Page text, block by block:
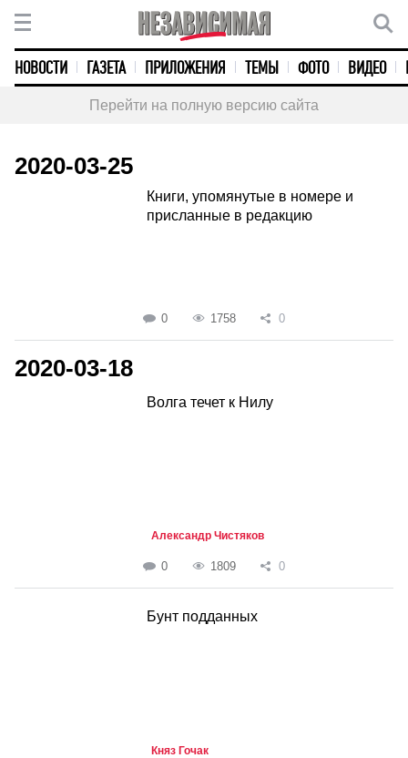
НОВОСТИ ГАЗЕТА ПРИЛОЖЕНИЯ ТЕМЫ ФОТО ВИДЕО
Перейти на полную версию сайта
2020-03-25
Книги, упомянутые в номере и
присланные в редакцию
0 1758 0
2020-03-18
Волга течет к Нилу
Александр Чистяков
0 1809 0
Бунт подданных
Княз Гочак